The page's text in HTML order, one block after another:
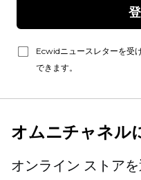
Ecwidニュースレターを受
できます。
オムニチャネル
オンライン ストア